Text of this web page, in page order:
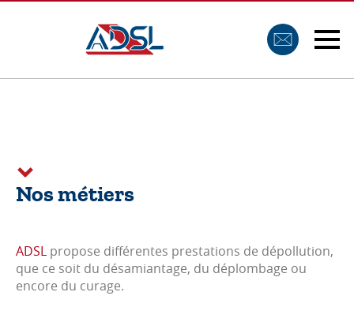
Nos métiers
ADSL propose différentes prestations de dépollution,
que ce soit du désamiantage, du déplombage ou
encore du curage.